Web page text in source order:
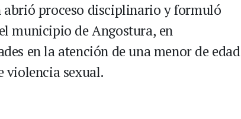
abrió proceso disciplinario y formuló
municipio de Angostura, en
en la atención de una menor de edad
violencia sexual.